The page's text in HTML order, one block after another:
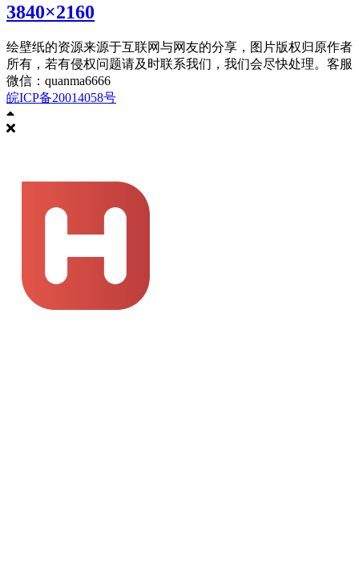
3840×2160
绘壁纸的资源来源于互联网与网友的分享，图片版权归原作者
所有，若有侵权问题请及时联系我们，我们会尽快处理。客服
微信：quanma6666
皖ICP备20014058号